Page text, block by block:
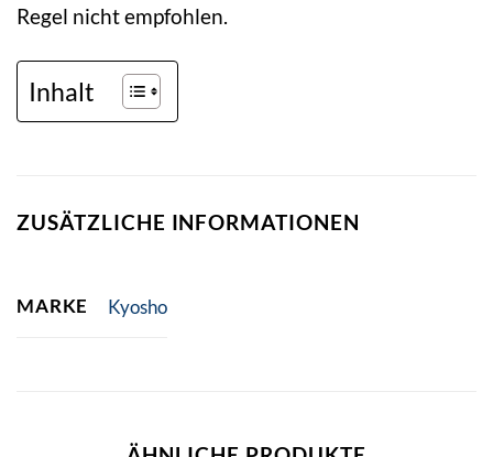
Regel nicht empfohlen.
Inhalt
ZUSÄTZLICHE INFORMATIONEN
MARKE Kyosho